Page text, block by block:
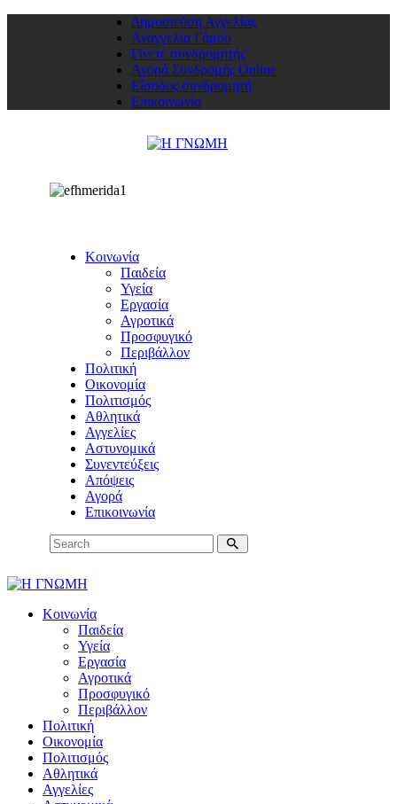
Δημοσιεύση Αγγελίας
Αναγγελία Γάμου
Γίνετε συνδρομητής
Αγορά Συνδρομής Online
Είσοδος συνδρομητή
Επικοινωνία
Κοινωνία
Παιδεία
Υγεία
Εργασία
Αγροτικά
Προσφυγικό
Περιβάλλον
Πολιτική
Οικονομία
Πολιτισμός
Αθλητικά
Αγγελίες
Αστυνομικά
Συνεντεύξεις
Απόψεις
Αγορά
Επικοινωνία
Κοινωνία
Παιδεία
Υγεία
Εργασία
Αγροτικά
Προσφυγικό
Περιβάλλον
Πολιτική
Οικονομία
Πολιτισμός
Αθλητικά
Αγγελίες